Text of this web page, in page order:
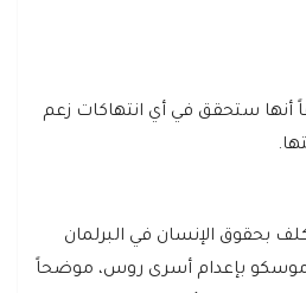
أنها ستحقق في أي انتهاكات زعم
بحقوق الإنسان في البرلمان
موسكو بإعدام أسرى روس، موضحاً